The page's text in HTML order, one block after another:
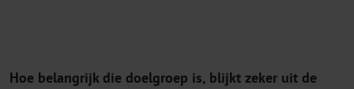
Hoe belangrijk die doelgroep is, blijkt zeker uit de